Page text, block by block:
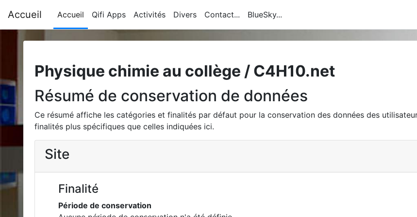
Accueil Accueil Qifi Apps Activités Divers Contact... BlueSky...
Physique chimie au collège / C4H10.net
Résumé de conservation de données
Ce résumé affiche les catégories et finalités par défaut pour la conservation des données des
finalités plus spécifiques que celles indiquées ici.
Site
Finalité
Période de conservation